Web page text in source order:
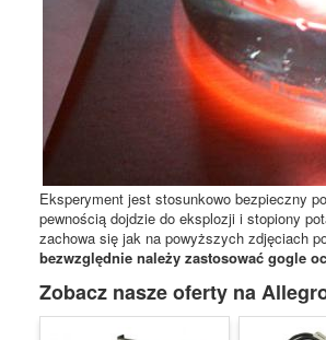
Eksperyment jest stosunkowo bezpieczny
pewnością dojdzie do eksplozji i stopiony
zachowa się jak na powyższych zdjęciach
bezwzględnie należy zastosować gogle
Zobacz nasze oferty na